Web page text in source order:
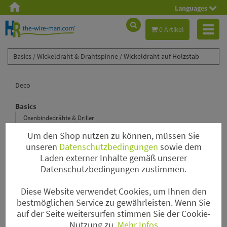
Languages
0 Artikel
Basics /Wickeldraht & Drahtspinne /Wickeldraht auf Holzstab
Deco
Basics
Ösenbindedrähte & Driller
Steckdraht
Wickeldraht & Drahtspinne
Tape & Kleber & Bindebast & Spray
Kenzane & Pinholder & Steckschaum & Kerzenhalter
Haften & Nadeln & Ringe
Myrtendraht
Gitterkörbchen & Gitterrollen
Um den Shop nutzen zu können, müssen Sie
unseren Datenschutzbedingungen sowie dem
Laden externer Inhalte gemäß unserer
Datenschutzbedingungen zustimmen.
Diese Website verwendet Cookies, um Ihnen den
bestmöglichen Service zu gewährleisten. Wenn Sie
auf der Seite weitersurfen stimmen Sie der Cookie-